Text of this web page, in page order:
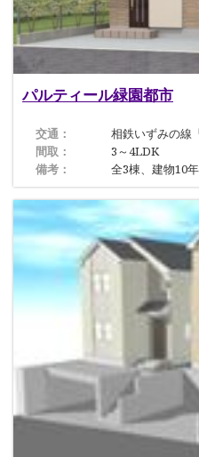
パルティール緑園都市
交通：
相鉄いずみの線
間取：
3～4LDK
備考：
全3棟、建物10